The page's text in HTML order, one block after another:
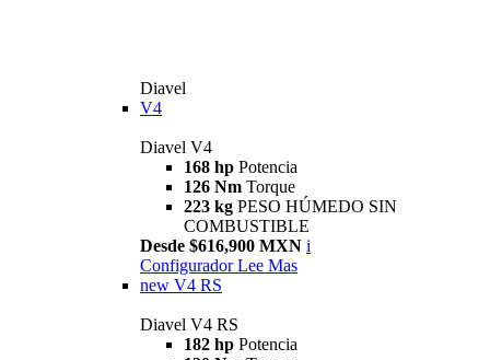
Diavel
V4
Diavel V4
168 hp Potencia
126 Nm Torque
223 kg PESO HÚMEDO SIN
COMBUSTIBLE
Desde $616,900 MXN i
Configurador Lee Mas
new V4 RS
Diavel V4 RS
182 hp Potencia